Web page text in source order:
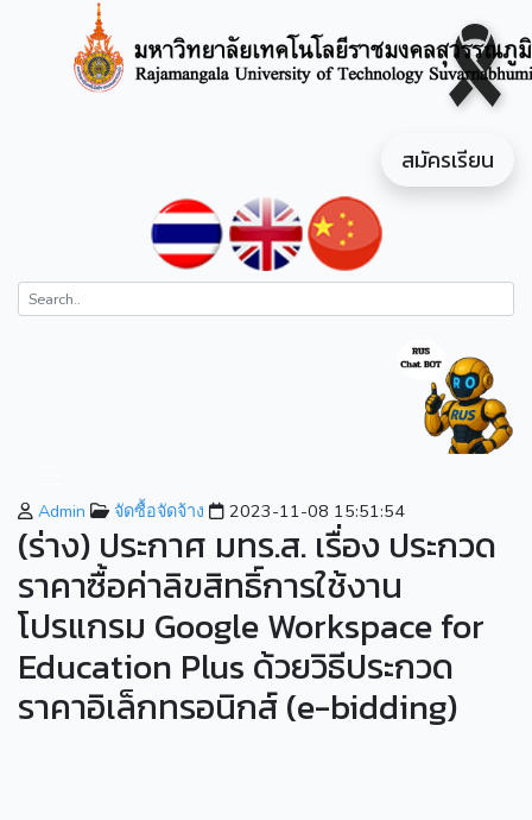
สมัครเรียน
Admin จัดซื้อจัดจ้าง 2023-11-08 15:51:54
(ร่าง) ประกาศ มทร.ส. เรื่อง ประกวด
ราคาซื้อค่าลิขสิทธิ์การใช้งาน
โปรแกรม Google Workspace for
Education Plus ด้วยวิธีประกวด
ราคาอิเล็กทรอนิกส์ (e-bidding)